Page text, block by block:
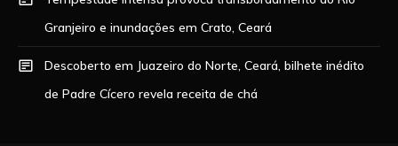
Granjeiro e inundações em Crato, Ceará
Descoberto em Juazeiro do Norte, Ceará, bilhete inédito
de Padre Cícero revela receita de chá